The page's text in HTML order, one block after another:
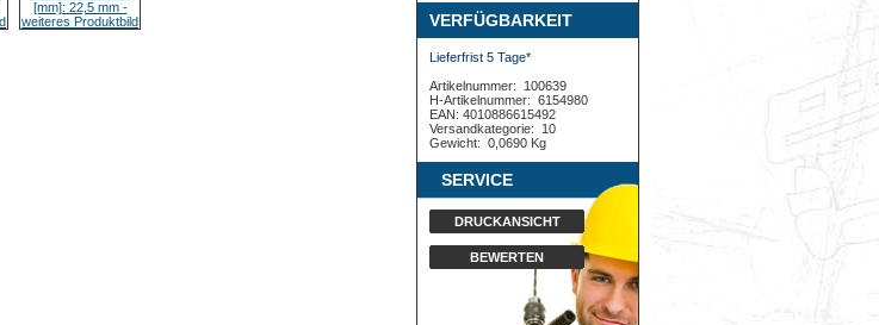
VERFÜGBARKEIT
Lieferfrist 5 Tage*
Artikelnummer:
100639
H-Artikelnummer: 6154980
EAN: 4010886615492
Versandkategorie:
10
Gewicht: 0,0690 Kg
SERVICE
DRUCKANSICHT
BEWERTEN